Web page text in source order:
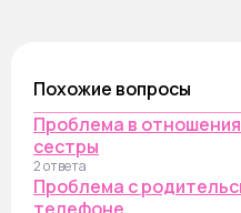
Похожие вопросы
Проблема в
сестры
2 ответа
Проблема с